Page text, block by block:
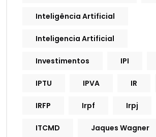
Inteligência Artificial
Inteligencia Artificial
Investimentos IPI
IPTU IPVA IR
IRFP Irpf Irpj
ITCMD Jaques Wagner